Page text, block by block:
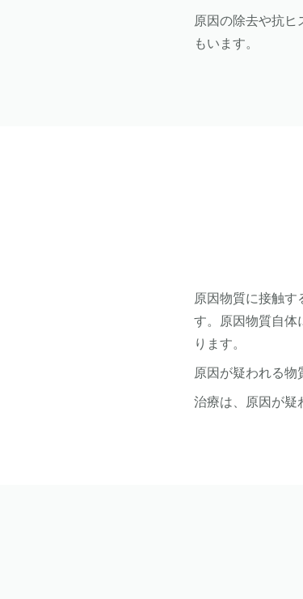
原因の除去や抗
もいます。
原因物質に接触す
す。原因物質自体
ります。
原因が疑われる物
治療は、原因が疑